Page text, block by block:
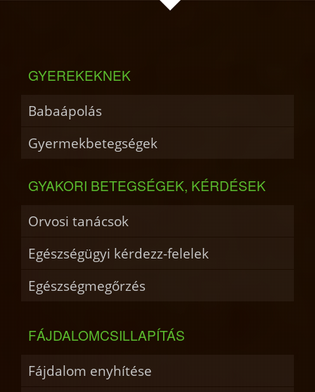
GYEREKEKNEK
Babaápolás
Gyermekbetegségek
GYAKORI BETEGSÉGEK, KÉRDÉSEK
Orvosi tanácsok
Egészségügyi kérdezz-felelek
Egészségmegőrzés
FÁJDALOMCSILLAPÍTÁS
Fájdalom enyhítése